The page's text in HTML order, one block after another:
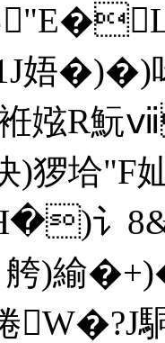
娪
娹R魭
垥"F奾
讠
)緰
駧